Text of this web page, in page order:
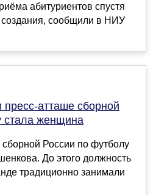
абитуриентов спустя
создания, сообщили в НИУ
атташе сборной
стала женщина
России по футболу
До этого должность
традиционно занимали